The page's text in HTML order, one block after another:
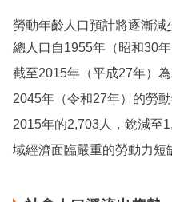
勞動年齡人口預計將逐漸減
總人口自1955年（昭和30
截至2015年（平成27年）
2045年（令和27年）的勞
2015年的2,703人，銳減至
域經濟面臨嚴重的勞動力短